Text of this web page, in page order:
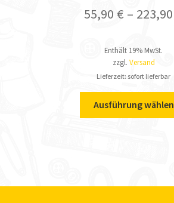
55,90 € – 223,90
Enthält 19% MwSt.
zzgl. Versand
Lieferzeit: sofort lieferbar
Ausführung wählen